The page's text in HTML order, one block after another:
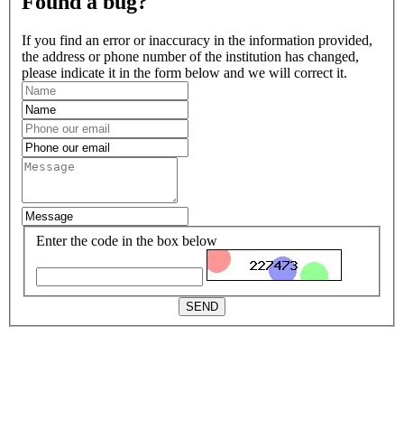
If you find an error or inaccuracy in the information provided,
the address or phone number of the institution has changed,
please indicate it in the form below and we will correct it.
Enter the code in the box below
SEND